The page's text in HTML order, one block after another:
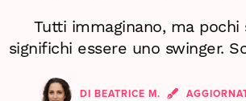
Tutti immaginano, ma pochi
significhi essere uno swinger.
DI BEATRICE M.